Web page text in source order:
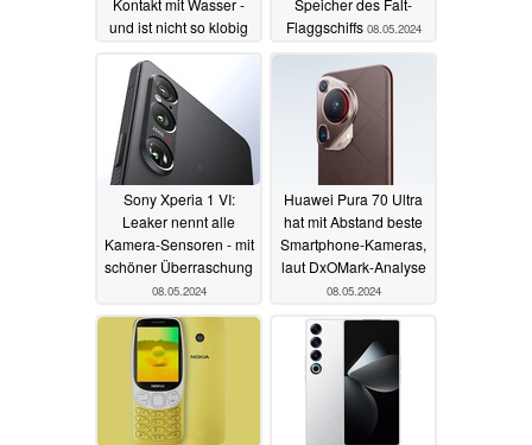
Kontakt mit Wasser -
und ist nicht so klobig
09.05.2024
Speicher des Falt-
Flaggschiffs 08.05.2024
Sony Xperia 1 VI:
Leaker nennt alle
Kamera-Sensoren - mit
schöner Überraschung
08.05.2024
Huawei Pura 70 Ultra
hat mit Abstand beste
Smartphone-Kameras,
laut DxOMark-Analyse
08.05.2024